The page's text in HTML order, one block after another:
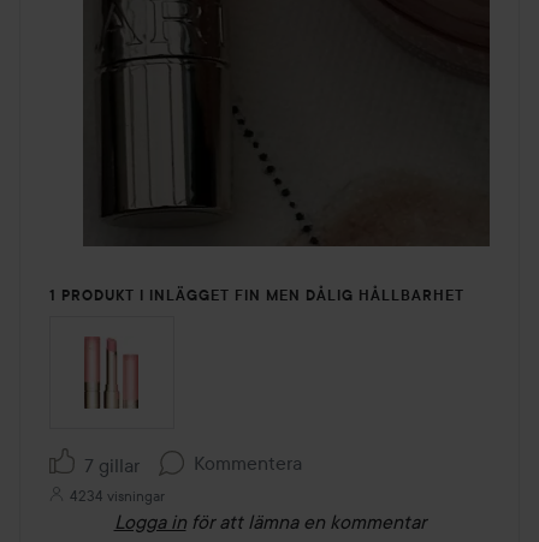
1 PRODUKT I INLÄGGET FIN MEN DÅLIG HÅLLBARHET
7 gillar Kommentera
4234 visningar
Logga in för att lämna en kommentar